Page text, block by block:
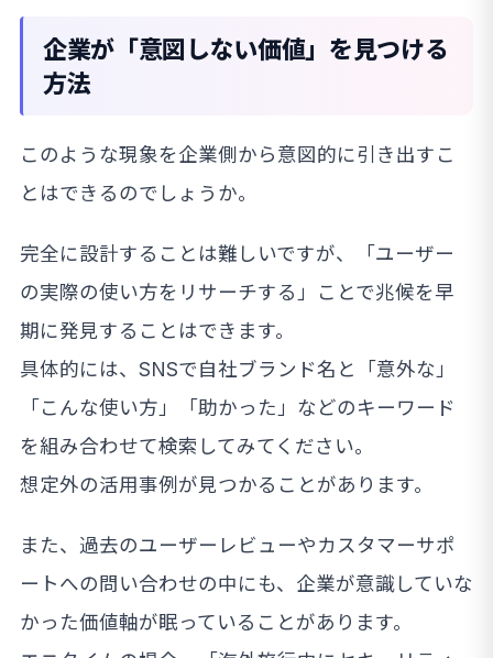
企業が「意図しない価値」を見つける
方法
このような現象を企業側から意図的に引き出すこ
とはできるのでしょうか。
完全に設計することは難しいですが、「ユーザー
の実際の使い方をリサーチする」ことで兆候を早
期に発見することはできます。
具体的には、SNSで自社ブランド名と「意外な」
「こんな使い方」「助かった」などのキーワード
を組み合わせて検索してみてください。
想定外の活用事例が見つかることがあります。
また、過去のユーザーレビューやカスタマーサポ
ートへの問い合わせの中にも、企業が意識していな
かった価値軸が眠っていることがあります。